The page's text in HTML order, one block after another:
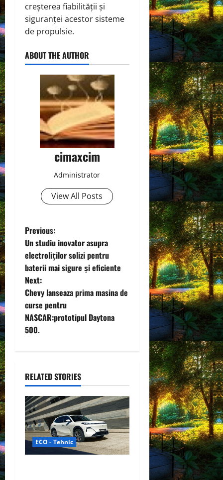
creșterea fiabilității și
siguranței acestor sisteme
de propulsie.
ABOUT THE AUTHOR
cimaxcim
Administrator
View All Posts
P
o
s
t
n
a
i
g
a
t
Previous:
Un studiu inovator asupra
electroliților solizi pentru
baterii mai sigure și eficiente
Next:
Chevy lanseaza prima masina de
curse pentru
NASCAR:prototipul Daytona
500.
RELATED STORIES
ECO - Tehnic